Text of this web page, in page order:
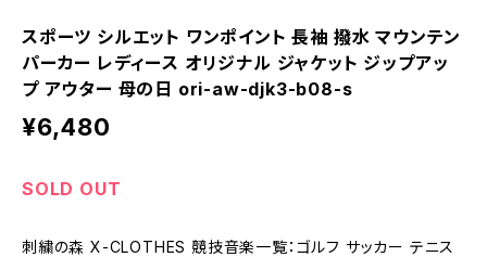
スポーツ シルエット ワンポイント 長袖 撥水 マウンテン
パーカー レディース オリジナル ジャケット ジップアッ
プ アウター 母の日 ori-aw-djk3-b08-s
¥6,480
SOLD OUT
刺繍の森 X-CLOTHES 競技音楽一覧：ゴルフ サッカー テニス